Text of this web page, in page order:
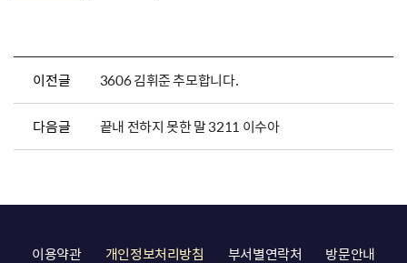
이전글 3606 김휘준 추모합니다.
다음글 끝내 전하지 못한 말 3211 이수아
이용약관 개인정보처리방침 부서별연락처 방문안내